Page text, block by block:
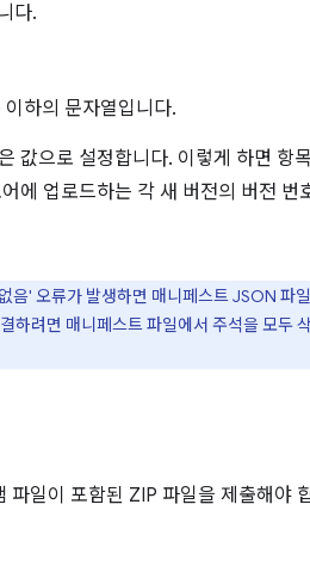
다.
하의 문자열입니다.
값으로 설정합니다. 이렇게 하면 항
에 업로드하는 각 새 버전의 버전 번
음' 오류가 발생하면 매니페스트 JSON 파
하려면 매니페스트 파일에서 주석을 모두
일이 포함된 ZIP 파일을 제출해야